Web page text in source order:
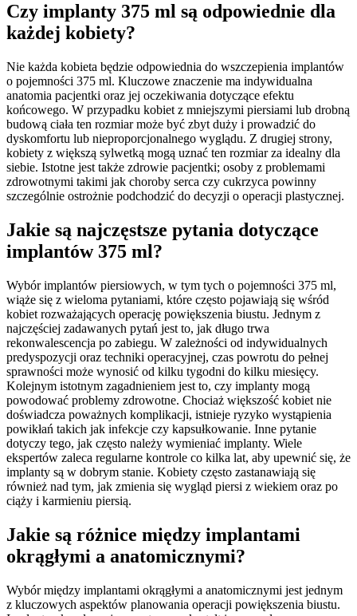
Czy implanty 375 ml są odpowiednie dla
każdej kobiety?
Nie każda kobieta będzie odpowiednia do wszczepienia implantów
o pojemności 375 ml. Kluczowe znaczenie ma indywidualna
anatomia pacjentki oraz jej oczekiwania dotyczące efektu
końcowego. W przypadku kobiet z mniejszymi piersiami lub drobną
budową ciała ten rozmiar może być zbyt duży i prowadzić do
dyskomfortu lub nieproporcjonalnego wyglądu. Z drugiej strony,
kobiety z większą sylwetką mogą uznać ten rozmiar za idealny dla
siebie. Istotne jest także zdrowie pacjentki; osoby z problemami
zdrowotnymi takimi jak choroby serca czy cukrzyca powinny
szczególnie ostrożnie podchodzić do decyzji o operacji plastycznej.
Jakie są najczęstsze pytania dotyczące
implantów 375 ml?
Wybór implantów piersiowych, w tym tych o pojemności 375 ml,
wiąże się z wieloma pytaniami, które często pojawiają się wśród
kobiet rozważających operację powiększenia biustu. Jednym z
najczęściej zadawanych pytań jest to, jak długo trwa
rekonwalescencja po zabiegu. W zależności od indywidualnych
predyspozycji oraz techniki operacyjnej, czas powrotu do pełnej
sprawności może wynosić od kilku tygodni do kilku miesięcy.
Kolejnym istotnym zagadnieniem jest to, czy implanty mogą
powodować problemy zdrowotne. Chociaż większość kobiet nie
doświadcza poważnych komplikacji, istnieje ryzyko wystąpienia
powikłań takich jak infekcje czy kapsułkowanie. Inne pytanie
dotyczy tego, jak często należy wymieniać implanty. Wiele
ekspertów zaleca regularne kontrole co kilka lat, aby upewnić się, że
implanty są w dobrym stanie. Kobiety często zastanawiają się
również nad tym, jak zmienia się wygląd piersi z wiekiem oraz po
ciąży i karmieniu piersią.
Jakie są różnice między implantami
okrągłymi a anatomicznymi?
Wybór między implantami okrągłymi a anatomicznymi jest jednym
z kluczowych aspektów planowania operacji powiększenia biustu.